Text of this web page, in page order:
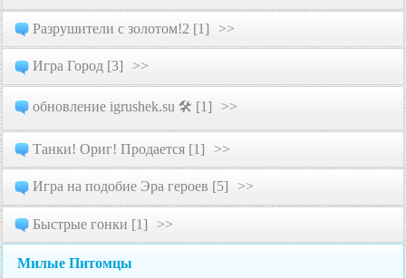
Разрушители с золотом!2 [1] >>
Игра Город [3] >>
обновление igrushek.su 🛠 [1] >>
Танки! Ориг! Продается [1] >>
Игра на подобие Эра героев [5] >>
Быстрые гонки [1] >>
Милые Питомцы